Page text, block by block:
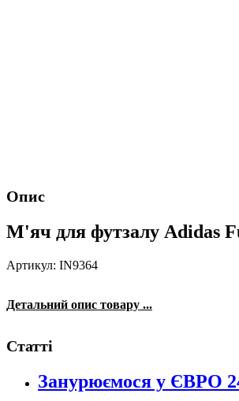
Опис
М'яч для футзалу Adidas
Артикул: IN9364
Детальний опис товару ...
Статті
Занурюємося у ЄВРО